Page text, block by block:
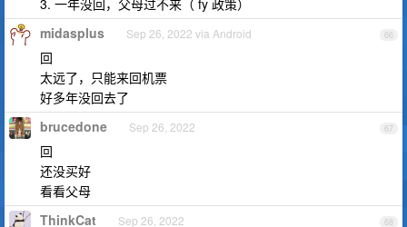
3. 一年没回，父母过不来（ fy 政策）
66
midasplus Sep 26, 2022 via Android
回
太远了，只能来回机票
好多年没回去了
67
brucedone Sep 26, 2022
回
还没买好
看看父母
68
ThinkCat Sep 26, 2022